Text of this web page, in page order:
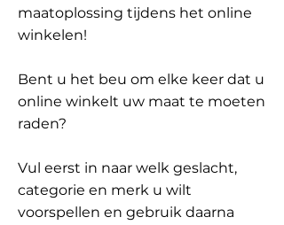
maatoplossing tijdens het online
winkelen!
Bent u het beu om elke keer dat u
online winkelt uw maat te moeten
raden?
Vul eerst in naar welk geslacht,
categorie en merk u wilt
voorspellen en gebruik daarna